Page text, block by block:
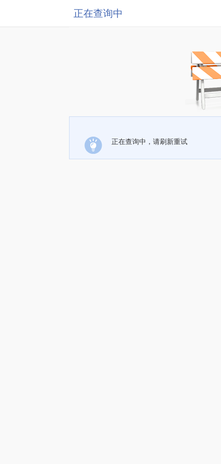
正在查询中
正在查询中，请刷新重试